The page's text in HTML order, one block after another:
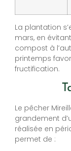
La plantation
mars, en
compost à
printemps
fructification.
Le pêcher
grandement
réalisée en
permet de :